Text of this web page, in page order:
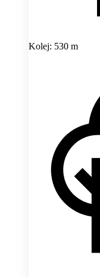
Kolej: 530 m